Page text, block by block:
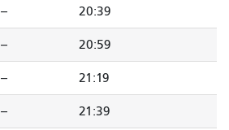
-- 20:39
-- 20:59
-- 21:19
-- 21:39